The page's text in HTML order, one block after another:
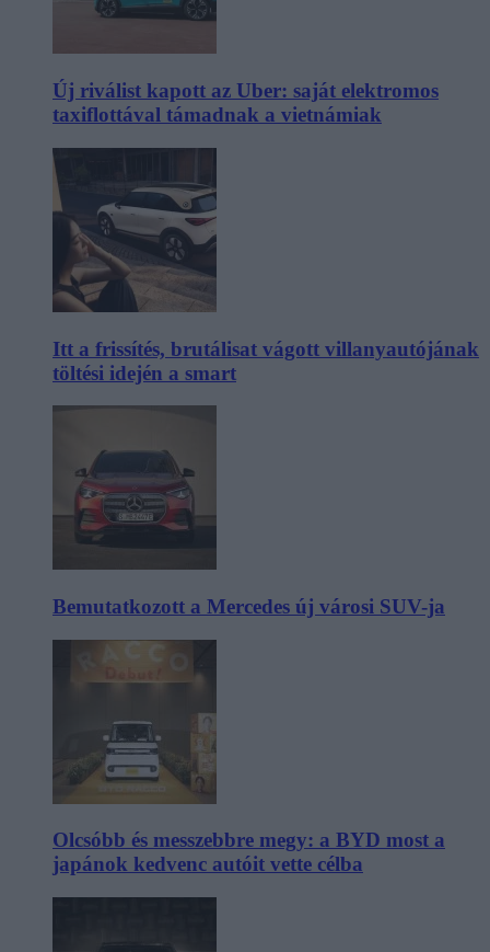
Új riválist kapott az Uber: saját elektromos
taxiflottával támadnak a vietnámiak
Itt a frissítés, brutálisat vágott villanyautójának
töltési idején a smart
Bemutatkozott a Mercedes új városi SUV-ja
Olcsóbb és messzebbre megy: a BYD most a
japánok kedvenc autóit vette célba